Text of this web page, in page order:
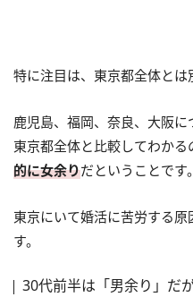
特に注目は、東京都全体とは
鹿児島、福岡、奈良、大阪に
東京都全体と比較してわかる
的に女余りだということです。
東京にいて婚活に苦労する
す。
30代前半は「男余り」だ